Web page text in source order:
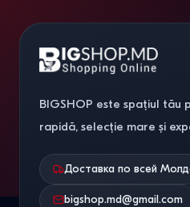
BIGSHOP este spațiul tău
rapidă, selecție mare și
Доставка по всей
bigshop.md@gmail.com